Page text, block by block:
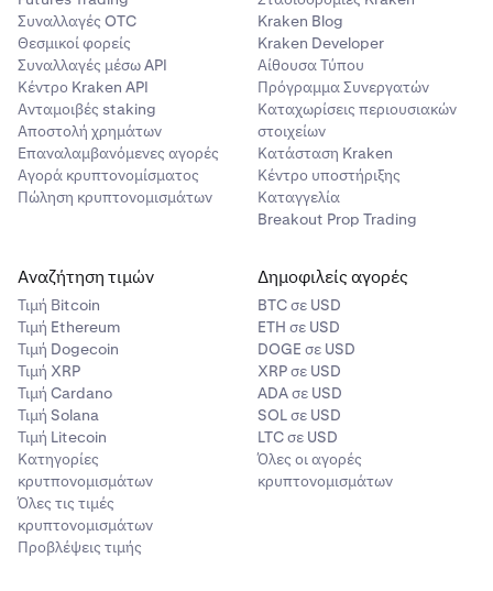
Συναλλαγές OTC
Θεσμικοί φορείς
Συναλλαγές μέσω API
Κέντρο Kraken API
Ανταμοιβές staking
Αποστολή χρημάτων
Επαναλαμβανόμενες αγορές
Αγορά κρυπτονομίσματος
Πώληση κρυπτονομισμάτων
Kraken Blog
Kraken Developer
Αίθουσα Τύπου
Πρόγραμμα Συνεργατών
Καταχωρίσεις περιουσιακών
στοιχείων
Κατάσταση Kraken
Κέντρο υποστήριξης
Καταγγελία
Breakout Prop Trading
Αναζήτηση τιμών
Τιμή Βitcoin
Τιμή Ethereum
Τιμή Dogecoin
Τιμή XRP
Τιμή Cardano
Τιμή Solana
Τιμή Litecoin
Κατηγορίες
κρυτπονομισμάτων
Όλες τις τιμές
κρυπτονομισμάτων
Προβλέψεις τιμής
Δημοφιλείς αγορές
BTC σε USD
ETH σε USD
DOGE σε USD
XRP σε USD
ADA σε USD
SOL σε USD
LTC σε USD
Όλες οι αγορές
κρυπτονομισμάτων